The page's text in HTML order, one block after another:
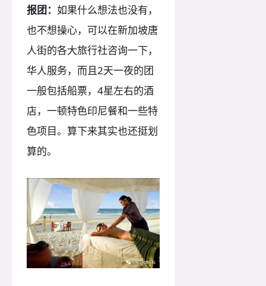
报团： 如果什么想法也没有，
也不想操心，可以在新加坡唐
人街的各大旅行社咨询一下，
华人服务，而且2天一夜的团
一般包括船票，4星左右的酒
店，一顿特色印尼餐和一些特
色项目。算下来其实也还挺划
算的。